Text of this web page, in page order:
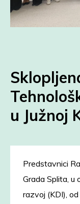
u Južnoj
Predstavnici
Grada Splita, u
razvoj (KDI),